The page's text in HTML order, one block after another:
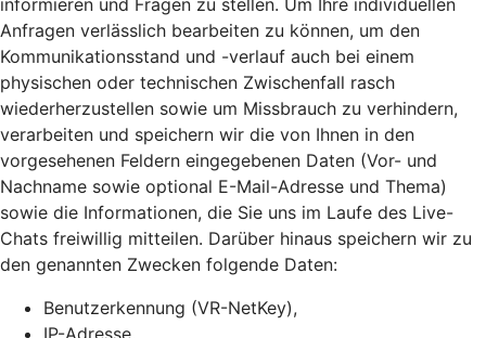
informieren und Fragen zu stellen. Um Ihre individuellen
Anfragen verlässlich bearbeiten zu können, um den
Kommunikationsstand und -verlauf auch bei einem
physischen oder technischen Zwischenfall rasch
wiederherzustellen sowie um Missbrauch zu verhindern,
verarbeiten und speichern wir die von Ihnen in den
vorgesehenen Feldern eingegebenen Daten (Vor- und
Nachname sowie optional E-Mail-Adresse und Thema)
sowie die Informationen, die Sie uns im Laufe des Live-
Chats freiwillig mitteilen. Darüber hinaus speichern wir zu
den genannten Zwecken folgende Daten:
Benutzerkennung (VR-NetKey),
IP-Adresse,